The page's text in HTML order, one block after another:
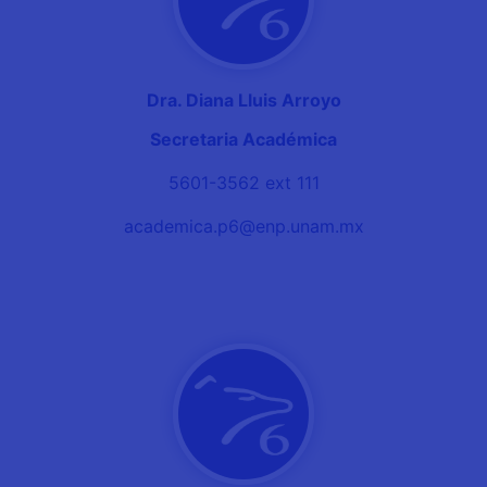
Dra. Diana Lluis Arroyo
Secretaria Académica
5601-3562 ext 111
academica.p6@enp.unam.mx